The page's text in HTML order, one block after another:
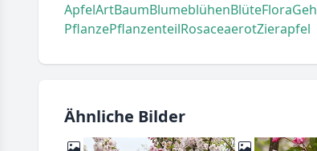
ApfelArtBaumBlumeblühenBlüteFlora
PflanzePflanzenteilRosaceaerotZierapfel
Ähnliche Bilder